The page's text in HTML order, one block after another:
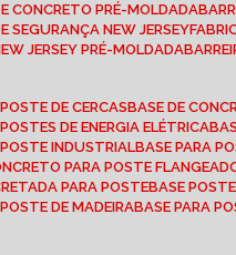
CONCRETO PRÉ-MOLDADA
SEGURANÇA NEW JERSEY
JERSEY PRÉ-MOLDADA
POSTE DE CERCAS BASE DE
POSTES DE ENERGIA ELÉTRICA
POSTE INDUSTRIAL BASE PARA
PARA POSTE
PARA POSTE
BASE
POSTE DE MADEIRA
BASE PARA